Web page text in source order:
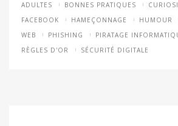
ADULTES BONNES PRATIQUES
FACEBOOK
HAMEÇONNAGE HUMOUR
WEB
PHISHING PIRATAGE
RÈGLES D'OR
SÉCURITÉ DIGITALE